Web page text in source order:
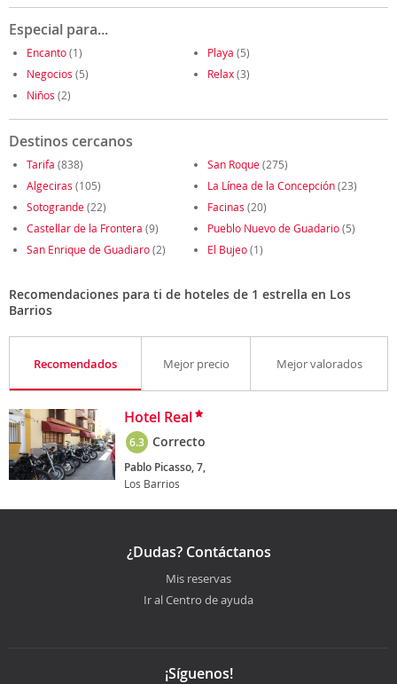
Especial para...
Encanto(1) Playa (5)
Negocios (5) Relax(3)
Niños (2)
Destinos cercanos
Tarifa (838) San Roque(275)
Algeciras (105) La Línea de la Concepción(23)
Sotogrande(22) Facinas (20)
Castellar de la Frontera (9) Pueblo Nuevo de Guadario(5)
San Enrique de Guadiaro(2) El Bujeo(1)
Recomendaciones para ti de hoteles de 1 estrella en Los
Barrios
Recomendados Mejor precio Mejor valorados
Hotel Real
6.3 Correcto
Pablo Picasso, 7,
Los Barrios
¿Dudas? Contáctanos
Mis reservas
Ir al Centro de ayuda
¡Síguenos!